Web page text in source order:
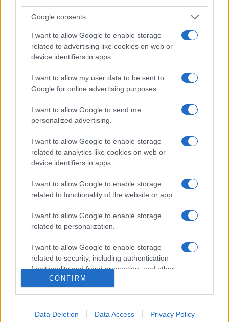
Google consents
I want to allow Google to enable storage
related to advertising like cookies on web or
device identifiers in apps.
I want to allow my user data to be sent to
Google for online advertising purposes.
I want to allow Google to send me
personalized advertising.
I want to allow Google to enable storage
related to analytics like cookies on web or
device identifiers in apps.
I want to allow Google to enable storage
related to functionality of the website or app.
I want to allow Google to enable storage
related to personalization.
I want to allow Google to enable storage
related to security, including authentication
functionality and fraud prevention, and other
user protection.
CONFIRM
Data Deletion Data Access Privacy Policy
Kamarakiállítás Esztergomban az
Aranybulla kiadásának 800. évfordulójára
Kamarakiállítás nyílt az Aranybulla kiadásának 800.
évfordulója alkalmából pénteken az esztergomi bazilika
kincstárában.
Emlékérméket bocsátott ki az MNB az
Aranybulla kiadásának 800. évfordulójára
Az Aranybulla kiadásának 800. évfordulója alkalmából 10
000 forint névértékű miniarany és 5000 forint névértékű, az
Aranybulla pecsétjének eredeti méretével azonos
színesfém emlékérméket bocsátott ki pénteken
Esztergomban a Magyar Nemzeti Bank (MNB).
Tévésorozat készül az Aranybulláról, film
a Csík Zenekarról
Televíziós bemutatásra készülő alkotások támogatásáról
pályázatok között van egy televíziós sorozat az Aranybulla